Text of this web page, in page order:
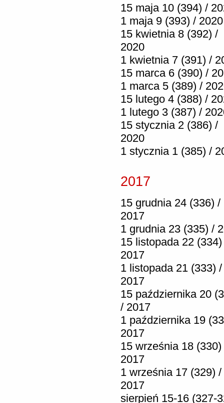
15 maja 10 (394) /
1 maja 9 (393) / 2020
15 kwietnia 8 (392) /
2020
1 kwietnia 7 (391) /
15 marca 6 (390) /
1 marca 5 (389) /
15 lutego 4 (388) /
1 lutego 3 (387) /
15 stycznia 2 (386) /
2020
1 stycznia 1 (385) /
2017
15 grudnia 24 (336) /
2017
1 grudnia 23 (335) /
15 listopada 22
2017
1 listopada 21 (333) /
2017
15 października 20
/ 2017
1 października 19
2017
15 września 18 (330)
2017
1 września 17 (329) /
2017
sierpień 15-16 (327-